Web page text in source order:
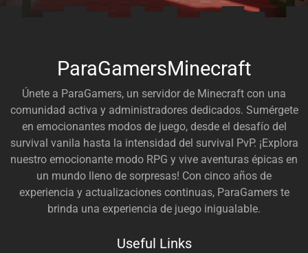
ParaGamersMinecraft
Únete a ParaGamers, un servidor de Minecraft con una
comunidad activa y administradores dedicados. Sumérgete
en emocionantes modos de juego, desde el desafío del
survival vanila hasta la intensidad del survival PvP. ¡Explora
nuestro emocionante modo RPG y vive aventuras épicas en
un mundo lleno de sorpresas! Con cinco años de
experiencia y actualizaciones continuas, ParaGamers te
brinda una experiencia de juego inigualable.
Useful Links